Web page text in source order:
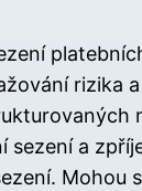
rizika
a
Mohou